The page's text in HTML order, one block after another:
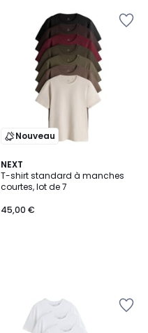
Nouveau
NEXT
T-shirt standard à manches
courtes, lot de 7
45,00 €